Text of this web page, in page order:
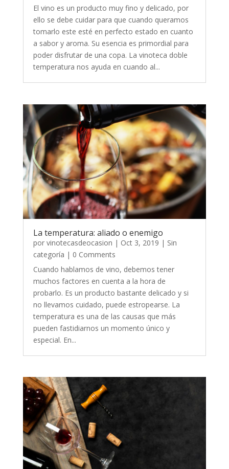
El vino es un producto muy fino y delicado, por
ello se debe cuidar para que cuando queramos
tomarlo este esté en perfecto estado en cuanto
a sabor y aroma. Su esencia es primordial para
poder disfrutar de una copa. La vinoteca doble
temperatura nos ayuda en cuando al...
La temperatura: aliado o enemigo
por vinotecasdeocasion | Oct 3, 2019 | Sin
categoría | 0 Comments
Cuando hablamos de vino, debemos tener
muchos factores en cuenta a la hora de
probarlo. Es un producto bastante delicado y si
no llevamos cuidado, puede estropearse. La
temperatura es una de las causas que más
pueden fastidiarnos un momento único y
especial. En...